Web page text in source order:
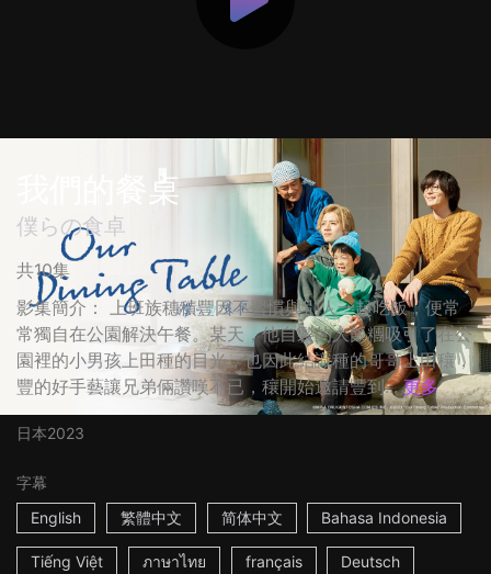
我們的餐桌
僕らの食卓
共10集
影集簡介： 上班族穗積豐因不習慣與別人一起吃飯，便常
常獨自在公園解決午餐。某天，他自製的大飯糰吸引了在公
園裡的小男孩上田種的目光，也因此結識種的哥哥上田穰，
豐的好手藝讓兄弟倆讚嘆不已，穰開始邀請豐到... 更多
日本2023
字幕
English
繁體中文 简体中文 Bahasa Indonesia
Tiếng Việt ภาษาไทย français Deutsch